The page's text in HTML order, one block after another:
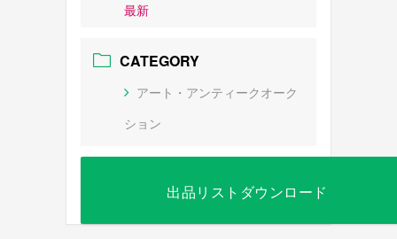
最新
CATEGORY
アート・アンティークオーク
ション
出品リストダウンロード